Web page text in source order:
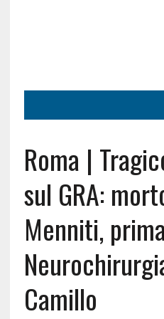
Roma |
sul GRA:
Menniti,
Camillo